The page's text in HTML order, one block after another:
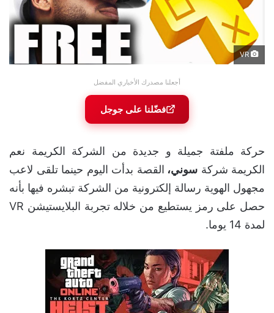
أجعلنا مصدرك الأخباري المفضل
فضّلنا على جوجل
حركة ملفتة جميلة و جديدة من الشركة الكريمة نعم
الكريمة شركة سوني، القصة بدأت اليوم حينما تلقى لاعب
مجهول الهوية رسالة إلكترونية من الشركة تبشره فيها بأنه
حصل على رمز يستطيع من خلاله تجربة البلايستيشن VR
لمدة 14 يوما.